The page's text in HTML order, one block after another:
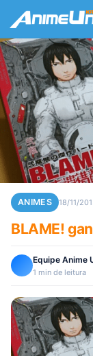
ANIMES 18/11/
BLAME!
Equipe Anime
1 min de leitura